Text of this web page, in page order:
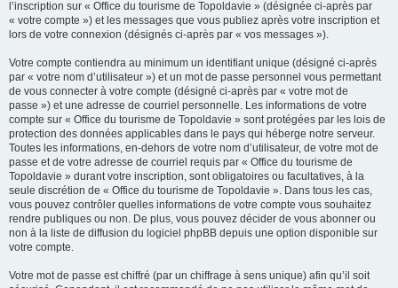
l’inscription sur « Office du tourisme de Topoldavie » (désignée ci-après par
« votre compte ») et les messages que vous publiez après votre inscription et
lors de votre connexion (désignés ci-après par « vos messages »).
Votre compte contiendra au minimum un identifiant unique (désigné ci-après
par « votre nom d’utilisateur ») et un mot de passe personnel vous permettant
de vous connecter à votre compte (désigné ci-après par « votre mot de
passe ») et une adresse de courriel personnelle. Les informations de votre
compte sur « Office du tourisme de Topoldavie » sont protégées par les lois de
protection des données applicables dans le pays qui héberge notre serveur.
Toutes les informations, en-dehors de votre nom d’utilisateur, de votre mot de
passe et de votre adresse de courriel requis par « Office du tourisme de
Topoldavie » durant votre inscription, sont obligatoires ou facultatives, à la
seule discrétion de « Office du tourisme de Topoldavie ». Dans tous les cas,
vous pouvez contrôler quelles informations de votre compte vous souhaitez
rendre publiques ou non. De plus, vous pouvez décider de vous abonner ou
non à la liste de diffusion du logiciel phpBB depuis une option disponible sur
votre compte.
Votre mot de passe est chiffré (par un chiffrage à sens unique) afin qu’il soit